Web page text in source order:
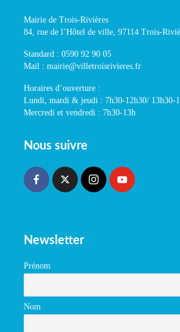
Mairie de Trois-Rivières
84, rue de l’Hôtel de ville, 97114 Trois-
Standard : 0590 92 90 05
Mail : mairie@villetroisrivieres.fr
Horaires d’ouverture :
Lundi, mardi & jeudi : 7h30-12h30/ 13h30-
Mercredi et vendredi : 7h30-13h
Nous suivre
Newsletter
Prénom
Nom